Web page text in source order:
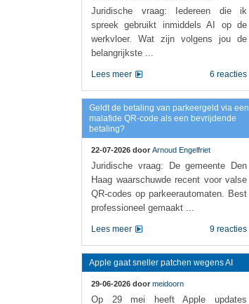
Juridische vraag: Iedereen die ik
spreek gebruikt inmiddels AI op de
werkvloer. Wat zijn volgens jou de
belangrijkste ...
6 reacties
Lees meer
Geldt de betaling van parkeergeld via een
malafide QR-code als een bevrijdende
betaling?
22-07-2026 door Arnoud Engelfriet
Juridische vraag: De gemeente Den
Haag waarschuwde recent voor valse
QR-codes op parkeerautomaten. Best
professioneel gemaakt ...
9 reacties
Lees meer
Apple gaat sneller patchen wegens AI
29-06-2026 door meidoorn
Op 29 mei heeft Apple updates